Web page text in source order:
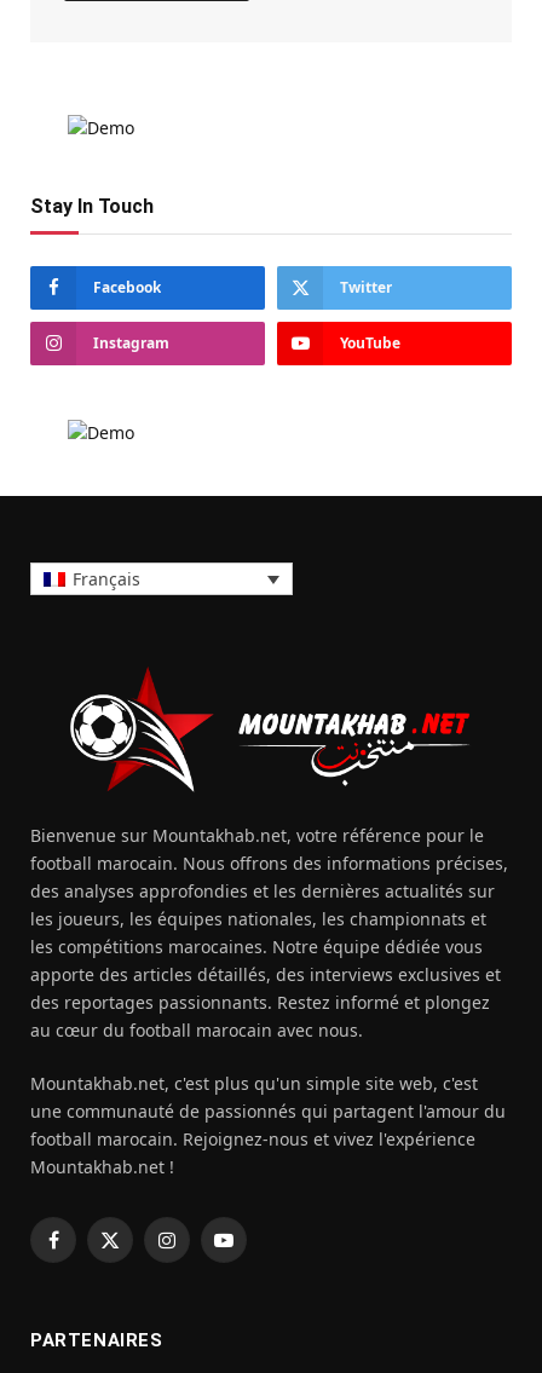
Stay In Touch
Facebook Twitter
Instagram YouTube
Français
Bienvenue sur Mountakhab.net, votre référence pour le
football marocain. Nous offrons des informations précises,
des analyses approfondies et les dernières actualités sur
les joueurs, les équipes nationales, les championnats et
les compétitions marocaines. Notre équipe dédiée vous
apporte des articles détaillés, des interviews exclusives et
des reportages passionnants. Restez informé et plongez
au cœur du football marocain avec nous.
Mountakhab.net, c'est plus qu'un simple site web, c'est
une communauté de passionnés qui partagent l'amour du
football marocain. Rejoignez-nous et vivez l'expérience
Mountakhab.net !
Facebook
X
InstagramYouTube
PARTENAIRES